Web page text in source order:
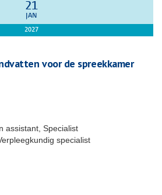
21
JAN
2027
voor de spreekkamer
assistant, Specialist
specialist